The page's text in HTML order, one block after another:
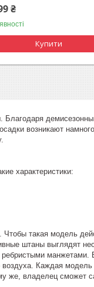
₴
Купити
возникают
характеристики:
Чтобы такая модель
штаны выглядят
манжетами.
воздуха. Каждая
владелец сможет